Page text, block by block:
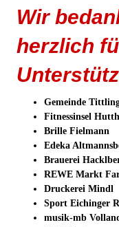
Wir
herzlich
Gemeinde
Fitnessinsel
Brille Fielmann
Edeka
Brauerei
REWE Markt
Druckerei Mindl
Sport Eichinger
musik-mb